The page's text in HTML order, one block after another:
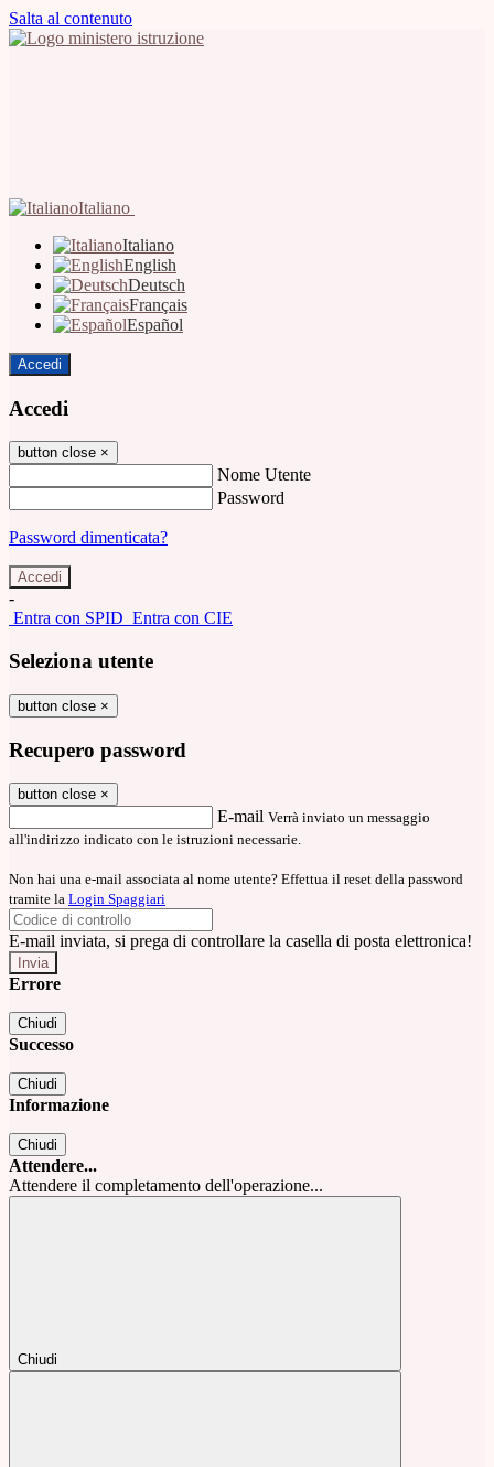
Salta al contenuto
Italiano
Italiano
English
Deutsch
Français
Español
Accedi
Accedi
button close ×
Nome Utente
Password
Password dimenticata?
-
Entra con SPID Entra con CIE
Seleziona utente
button close ×
Recupero password
button close ×
E-mail Verrà inviato un messaggio
all'indirizzo indicato con le istruzioni necessarie.
Non hai una e-mail associata al nome utente? Effettua il reset della password
tramite la Login Spaggiari
E-mail inviata, si prega di controllare la casella di posta elettronica!
Errore
Chiudi
Successo
Chiudi
Informazione
Chiudi
Attendere...
Attendere il completamento dell'operazione...
Chiudi